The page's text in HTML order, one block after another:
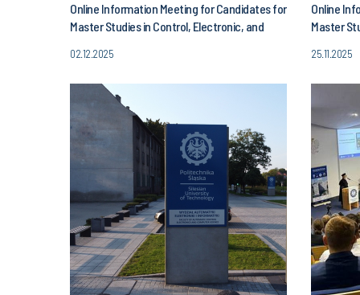
Online Information Meeting for Candidates for
Master Studies in Control, Electronic, and
02.12.2025
Online
Master
25.11.2025